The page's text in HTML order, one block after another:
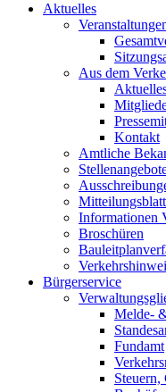
Aktuelles
Aus dem
Kontakt
Amtliche
Mitteilungsblatt
Informationen
Broschüren
Bürgerservice
Melde-
Fundamt
Steuern,